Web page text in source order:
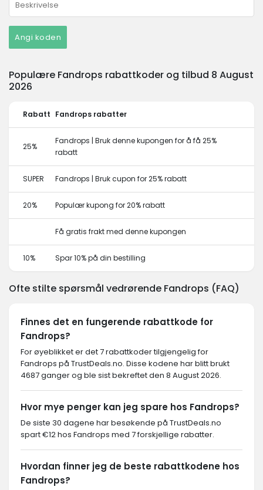
Angi koden
Populære Fandrops rabattkoder og tilbud 8 August
2026
Rabatt Fandrops rabatter
25%
Fandrops | Bruk denne kupongen for å få 25%
rabatt
SUPER Fandrops | Bruk cupon for 25% rabatt
20% Populær kupong for 20% rabatt
Få gratis frakt med denne kupongen
10% Spar 10% på din bestilling
Ofte stilte spørsmål vedrørende Fandrops (FAQ)
Finnes det en fungerende rabattkode for
Fandrops?
For øyeblikket er det 7 rabattkoder tilgjengelig for
Fandrops på TrustDeals.no. Disse kodene har blitt brukt
4687 ganger og ble sist bekreftet den 8 August 2026.
Hvor mye penger kan jeg spare hos Fandrops?
De siste 30 dagene har besøkende på TrustDeals.no
spart €12 hos Fandrops med 7 forskjellige rabatter.
Hvordan finner jeg de beste rabattkodene hos
Fandrops?